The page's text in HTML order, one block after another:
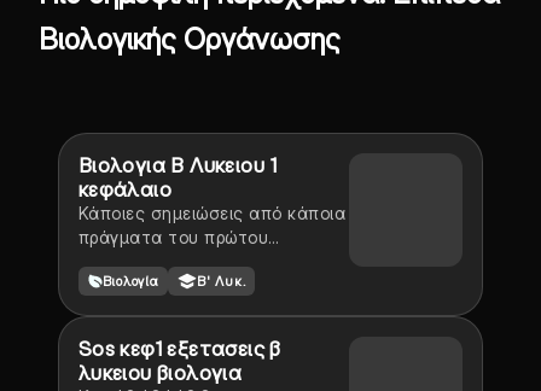
Βιολογικής Οργάνωσης
Βιολογια Β Λυκειου 1
κεφάλαιο
Κάποιες σημειώσεις από κάποια
πράγματα του πρώτου
Λυκειου
Βιολογία Β' Λυκ.
Sos κεφ1 εξετασεις β
λυκειου βιολογια